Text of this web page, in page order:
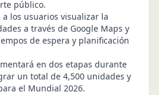
público.
los usuarios visualizar la
a través de Google Maps y
de espera y planificación
en dos etapas durante
un total de 4,500 unidades y
el Mundial 2026.